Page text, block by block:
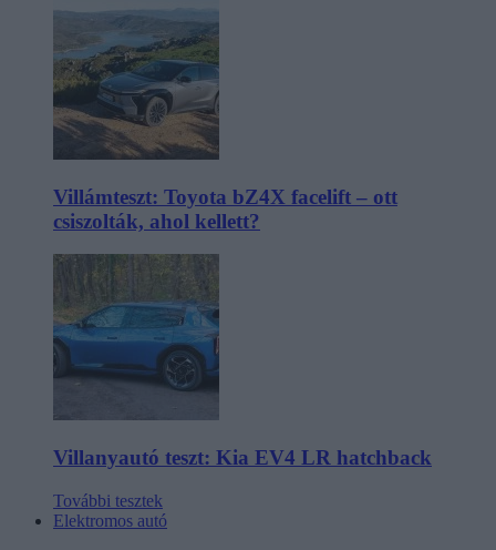
Villámteszt: Toyota bZ4X facelift – ott
csiszolták, ahol kellett?
Villanyautó teszt: Kia EV4 LR hatchback
További tesztek
Elektromos autó